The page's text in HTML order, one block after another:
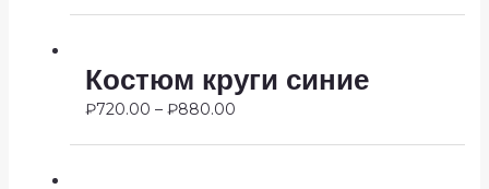
Костюм круги синие
₽720.00 – ₽880.00